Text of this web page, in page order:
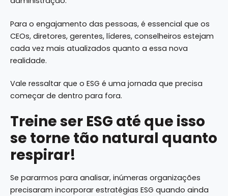
Para o engajamento das pessoas, é essencial que os
CEOs, diretores, gerentes, líderes, conselheiros estejam
cada vez mais atualizados quanto a essa nova
realidade.
Vale ressaltar que o ESG é uma jornada que precisa
começar de dentro para fora.
Treine ser ESG até que isso
se torne tão natural quanto
respirar!
Se pararmos para analisar, inúmeras organizações
precisaram incorporar estratégias ESG quando ainda